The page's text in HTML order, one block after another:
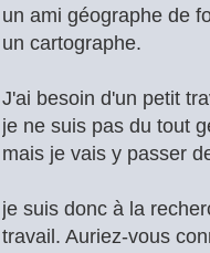
un ami géographe de
un cartographe.
J'ai besoin d'un petit
je ne suis pas du tout
mais je vais y passer
je suis donc à la
travail. Auriez-vous